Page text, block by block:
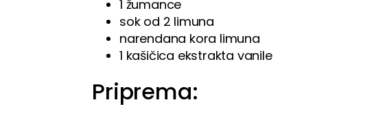
1 žumance
sok od 2 limuna
narendana kora limuna
1 kašičica ekstrakta vanile
Priprema: